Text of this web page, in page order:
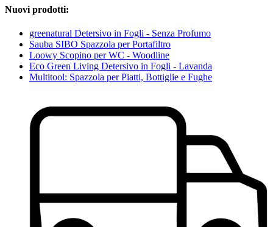
Nuovi prodotti:
greenatural Detersivo in Fogli - Senza Profumo
Sauba SIBO Spazzola per Portafiltro
Loowy Scopino per WC - Woodline
Eco Green Living Detersivo in Fogli - Lavanda
Multitool: Spazzola per Piatti, Bottiglie e Fughe